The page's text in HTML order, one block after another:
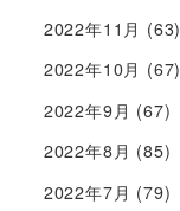
2022年11月 (63)
2022年10月 (67)
2022年9月 (67)
2022年8月 (85)
2022年7月 (79)